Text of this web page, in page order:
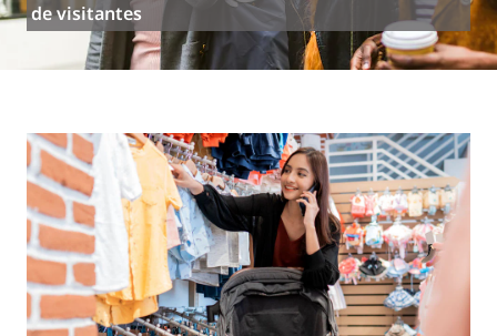
de visitantes